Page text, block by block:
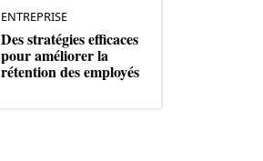
ENTREPRISE
Des stratégies efficaces
pour améliorer la
rétention des employés